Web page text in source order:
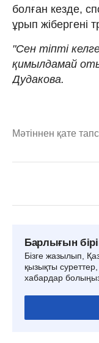
болған кезде,
ұрып жібергені
"Сен тіпті
қимылдамай
Дудакова.
Мәтіннен қате
Барлығын
Бізге жазылып,
қызықты
хабардар